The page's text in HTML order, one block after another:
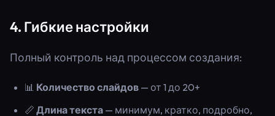
4. Гибкие настройки
Полный контроль над процессом создания:
📊 Количество слайдов — от 1 до 20+
📏 Длина текста — минимум, кратко, подробно,